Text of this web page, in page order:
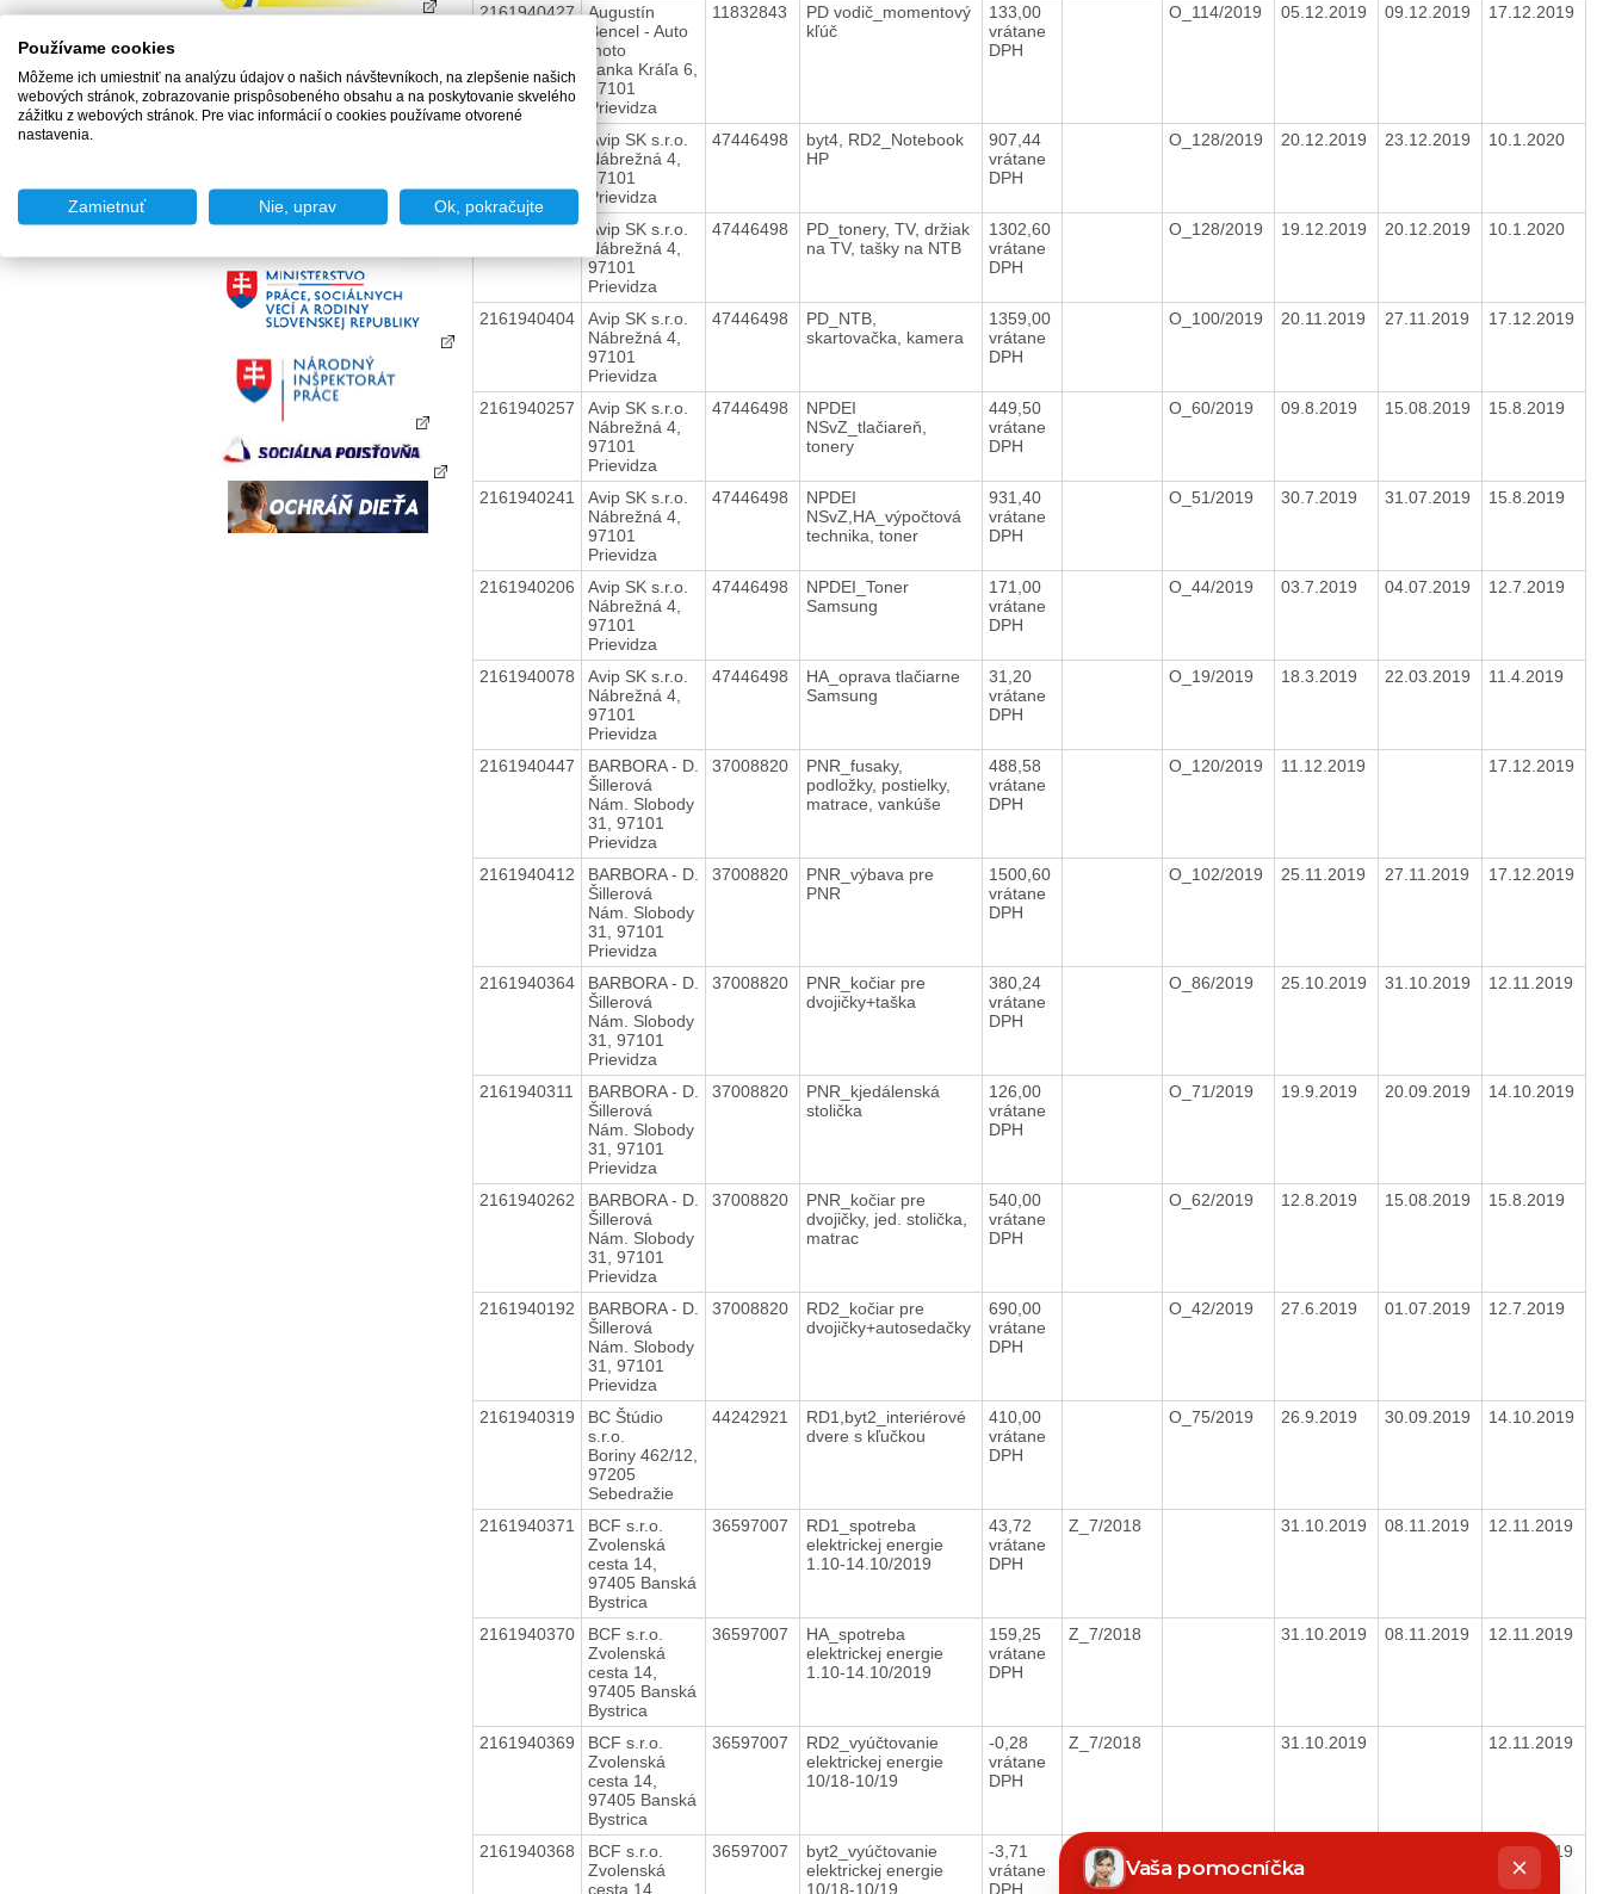
2161940427
Augustín
Bencel - Auto
moto
Janka Kráľa 6,
97101
Prievidza
11832843
PD vodič_momentový
kľúč
133,00
vrátane
DPH
O_114/2019 05.12.2019 09.12.2019 17.12.2019
Avip SK s.r.o.
Nábrežná 4,
97101
Prievidza
47446498
byt4, RD2_Notebook
HP
907,44
vrátane
DPH
O_128/2019 20.12.2019 23.12.2019 10.1.2020
2161940472
Avip SK s.r.o.
Nábrežná 4,
97101
Prievidza
47446498
PD_tonery, TV, držiak
na TV, tašky na NTB
1302,60
vrátane
DPH
O_128/2019 19.12.2019 20.12.2019 10.1.2020
2161940404
Avip SK s.r.o.
Nábrežná 4,
97101
Prievidza
47446498
PD_NTB,
skartovačka, kamera
1359,00
vrátane
DPH
O_100/2019 20.11.2019 27.11.2019 17.12.2019
2161940257
Avip SK s.r.o.
Nábrežná 4,
97101
Prievidza
47446498
NPDEI
NSvZ_tlačiareň,
tonery
449,50
vrátane
DPH
O_60/2019 09.8.2019 15.08.2019 15.8.2019
2161940241
Avip SK s.r.o.
Nábrežná 4,
97101
Prievidza
47446498
NPDEI
NSvZ,HA_výpočtová
technika, toner
931,40
vrátane
DPH
O_51/2019 30.7.2019 31.07.2019 15.8.2019
2161940206
Avip SK s.r.o.
Nábrežná 4,
97101
Prievidza
47446498
NPDEI_Toner
Samsung
171,00
vrátane
DPH
O_44/2019 03.7.2019 04.07.2019 12.7.2019
2161940078
Avip SK s.r.o.
Nábrežná 4,
97101
Prievidza
47446498
HA_oprava tlačiarne
Samsung
31,20
vrátane
DPH
O_19/2019 18.3.2019 22.03.2019 11.4.2019
2161940447
BARBORA - D.
Šillerová
Nám. Slobody
31, 97101
Prievidza
37008820
PNR_fusaky,
podložky, postielky,
matrace, vankúše
488,58
vrátane
DPH
O_120/2019 11.12.2019 17.12.2019
2161940412
BARBORA - D.
Šillerová
Nám. Slobody
31, 97101
Prievidza
37008820
PNR_výbava pre
PNR
1500,60
vrátane
DPH
O_102/2019 25.11.2019 27.11.2019 17.12.2019
2161940364
BARBORA - D.
Šillerová
Nám. Slobody
31, 97101
Prievidza
37008820
PNR_kočiar pre
dvojičky+taška
380,24
vrátane
DPH
O_86/2019 25.10.2019 31.10.2019 12.11.2019
2161940311
BARBORA - D.
Šillerová
Nám. Slobody
31, 97101
Prievidza
37008820
PNR_kjedálenská
stolička
126,00
vrátane
DPH
O_71/2019 19.9.2019 20.09.2019 14.10.2019
2161940262
BARBORA - D.
Šillerová
Nám. Slobody
31, 97101
Prievidza
37008820
PNR_kočiar pre
dvojičky, jed. stolička,
matrac
540,00
vrátane
DPH
O_62/2019 12.8.2019 15.08.2019 15.8.2019
2161940192
BARBORA - D.
Šillerová
Nám. Slobody
31, 97101
Prievidza
37008820
RD2_kočiar pre
dvojičky+autosedačky
690,00
vrátane
DPH
O_42/2019 27.6.2019 01.07.2019 12.7.2019
2161940319
BC Štúdio
s.r.o.
Boriny 462/12,
97205
Sebedražie
44242921
RD1,byt2_interiérové
dvere s kľučkou
410,00
vrátane
DPH
O_75/2019 26.9.2019 30.09.2019 14.10.2019
2161940371
BCF s.r.o.
Zvolenská
cesta 14,
97405 Banská
Bystrica
36597007
RD1_spotreba
elektrickej energie
1.10-14.10/2019
43,72
vrátane
DPH
Z_7/2018 31.10.2019 08.11.2019 12.11.2019
2161940370
BCF s.r.o.
Zvolenská
cesta 14,
97405 Banská
Bystrica
36597007
HA_spotreba
elektrickej energie
1.10-14.10/2019
159,25
vrátane
DPH
Z_7/2018 31.10.2019 08.11.2019 12.11.2019
2161940369
BCF s.r.o.
Zvolenská
cesta 14,
97405 Banská
Bystrica
36597007
RD2_vyúčtovanie
elektrickej energie
10/18-10/19
-0,28
vrátane
DPH
Z_7/2018 31.10.2019 12.11.2019
2161940368
BCF s.r.o.
Zvolenská
cesta 14,
36597007
byt2_vyúčtovanie
elektrickej energie
10/18-10/19
-3,71
vrátane
DPH
Z_7/2018 12.11.2019
Používame cookies
Môžeme ich umiestniť na analýzu údajov o našich návštevníkoch, na zlepšenie našich
webových stránok, zobrazovanie prispôsobeného obsahu a na poskytovanie skvelého
zážitku z webových stránok. Pre viac informácií o cookies používame otvorené
nastavenia.
Zamietnuť Nie, uprav Ok, pokračujte
Vaša pomocníčka
Chatbot
píše